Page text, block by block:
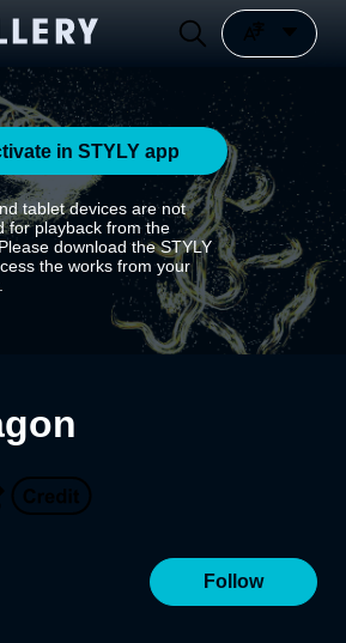
in STYLY app
tablet devices are not
for playback from the
download the STYLY
the works from your
Follow